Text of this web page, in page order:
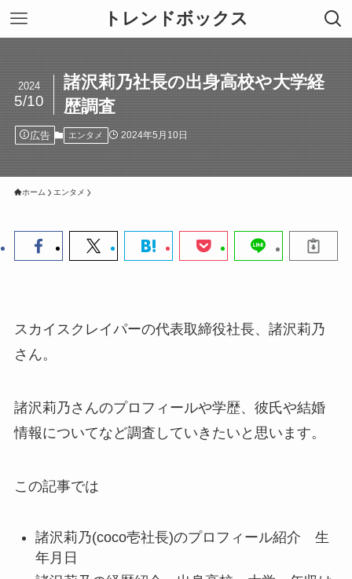
トレンドボックス
諸沢莉乃社長の出身高校や大学経
歴調査
2024
5/10
広告 エンタメ 2024年5月10日
ホーム エンタメ
スカイスクレイパーの代表取締役社長、諸沢莉乃
さん。
諸沢莉乃さんのプロフィールや学歴、彼氏や結婚
情報についてなど調査していきたいと思います。
この記事では
諸沢莉乃(coco壱社長)のプロフィール紹介 生
年月日